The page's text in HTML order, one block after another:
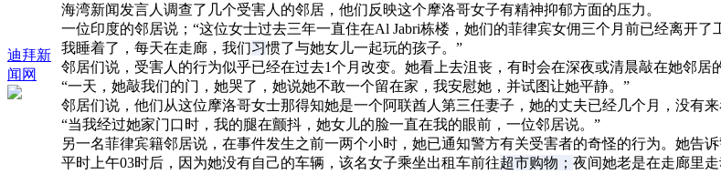
迪拜新
闻网
海湾新闻发言人调查了 几个受害人的邻居，他们反映这个摩洛哥女子有精神抑郁方面的压力。
一位印度的邻居说；“这位女士过去三年一直住在Al Jabri栋楼，她们的菲律宾女佣三个月前已经离开
我睡着了，每天在走廊，我们习惯了与她女儿一起玩的孩子。”
邻居们说，受害人的行为似乎已经在过去1个月改变。她看上去沮丧，有时会在深夜或清晨敲在她邻居
“一天，她敲我们的门，她哭了，她说她不敢一个留在家，我安慰她，并试图让她平静。”
邻居们说，他们从这位摩洛哥女士那得知她是一个阿联酋人第三任妻子，她的丈夫已经几个月，没有
“当我经过她家门口时，我的腿在颤抖，她女儿的脸一直在我的眼前，一位邻居说。”
另一名菲律宾籍邻居说，在事件发生之前一两个小时，她已通知警方有关受害者的奇怪的行为。她告
平时上午03时后，因为她​​没有自己的车辆，该名女子乘坐出租车前往超市购物； 夜间她老是在走廊里走